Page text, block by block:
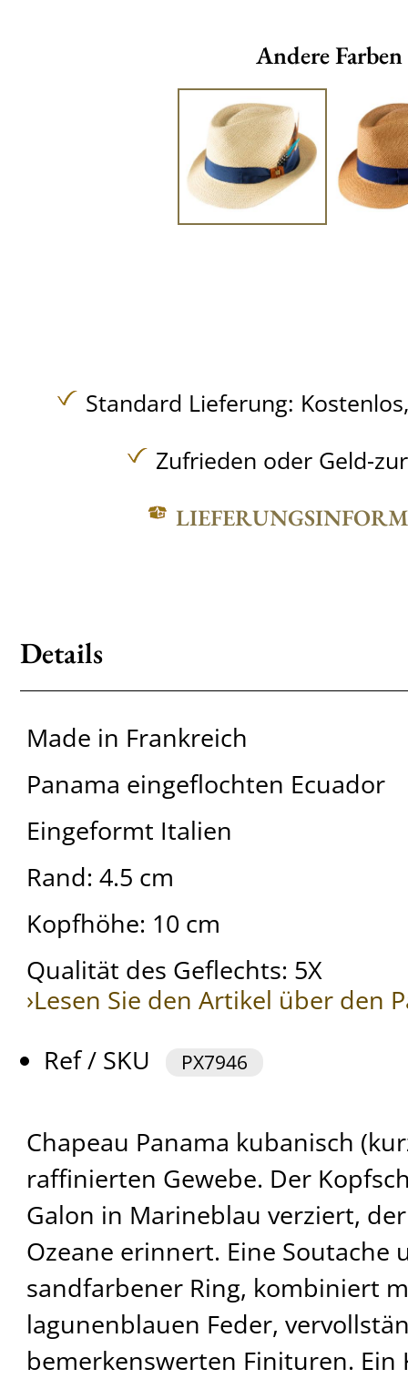
Andere Farben
Standard Lieferung:
Zufrieden oder Geld-
Details
Made in Frankreich
Panama eingeflochten Ecuador
Eingeformt Italien
Rand: 4.5 cm
Kopfhöhe: 10 cm
Qualität des Geflechts: 5X
›Lesen Sie den Artikel über den
Ref / SKU
PX7946
Chapeau Panama kubanisch
raffinierten Gewebe. Der
Galon in Marineblau verziert,
Ozeane erinnert. Eine Soutache
sandfarbener Ring, kombiniert
lagunenblauen Feder,
bemerkenswerten Finituren. Ein